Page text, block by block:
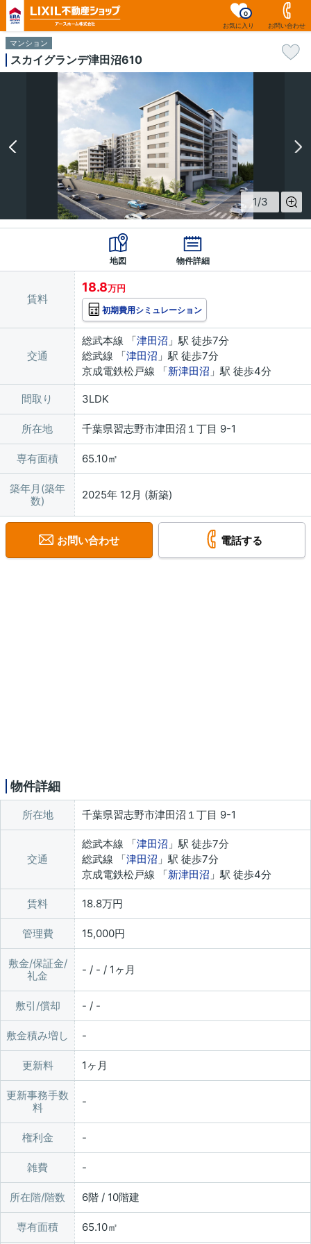
お気に入り
0
お問い合わせ
マンション
スカイグランデ津田沼610
1/3
地図 物件詳細
賃料
18.8万円
初期費用シミュレーション
交通
総武本線 「津田沼 」駅 徒歩7分
総武線 「津田沼 」駅 徒歩7分
京成電鉄松戸線 「新津田沼 」駅 徒歩4分
間取り 3LDK
所在地 千葉県習志野市津田沼１丁目 9-1
専有面積 65.10㎡
築年月(築年
数)
2025年 12月 (新築)
お問い合わせ 電話する
物件詳細
所在地 千葉県習志野市津田沼１丁目 9-1
交通
総武本線 「津田沼 」駅 徒歩7分
総武線 「津田沼 」駅 徒歩7分
京成電鉄松戸線 「新津田沼 」駅 徒歩4分
賃料 18.8万円
管理費 15,000円
敷金/保証金/
礼金
- / - / 1ヶ月
敷引/償却 - / -
敷金積み増し
更新料 1ヶ月
更新事務手数
料
権利金
雑費
所在階/階数 6階 / 10階建
専有面積 65.10㎡